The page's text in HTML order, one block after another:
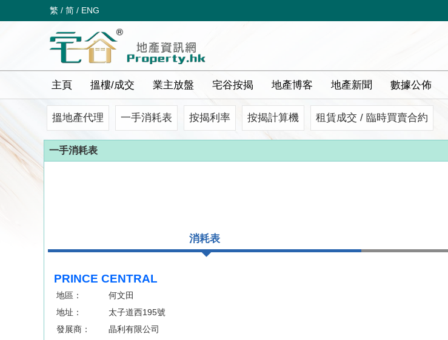
繁 / 简 / ENG
主頁 搵樓/成交 業主放盤 宅谷按揭 地產博客 地產新聞 數據公佈
搵地產代理 一手消耗表 按揭利率 按揭計算機 租賃成交 / 臨時買賣合約
一手消耗表
消耗表
PRINCE CENTRAL
地區：
何文田
地址：
太子道西195號
發展商：
晶利有限公司